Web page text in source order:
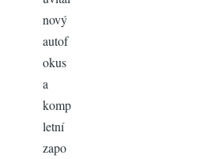
nový
autof
okus
a
komp
letní
zapo